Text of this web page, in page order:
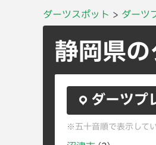
ダーツスポット
ダーツ
静岡県
ダーツプ
※五十音順で表示してい